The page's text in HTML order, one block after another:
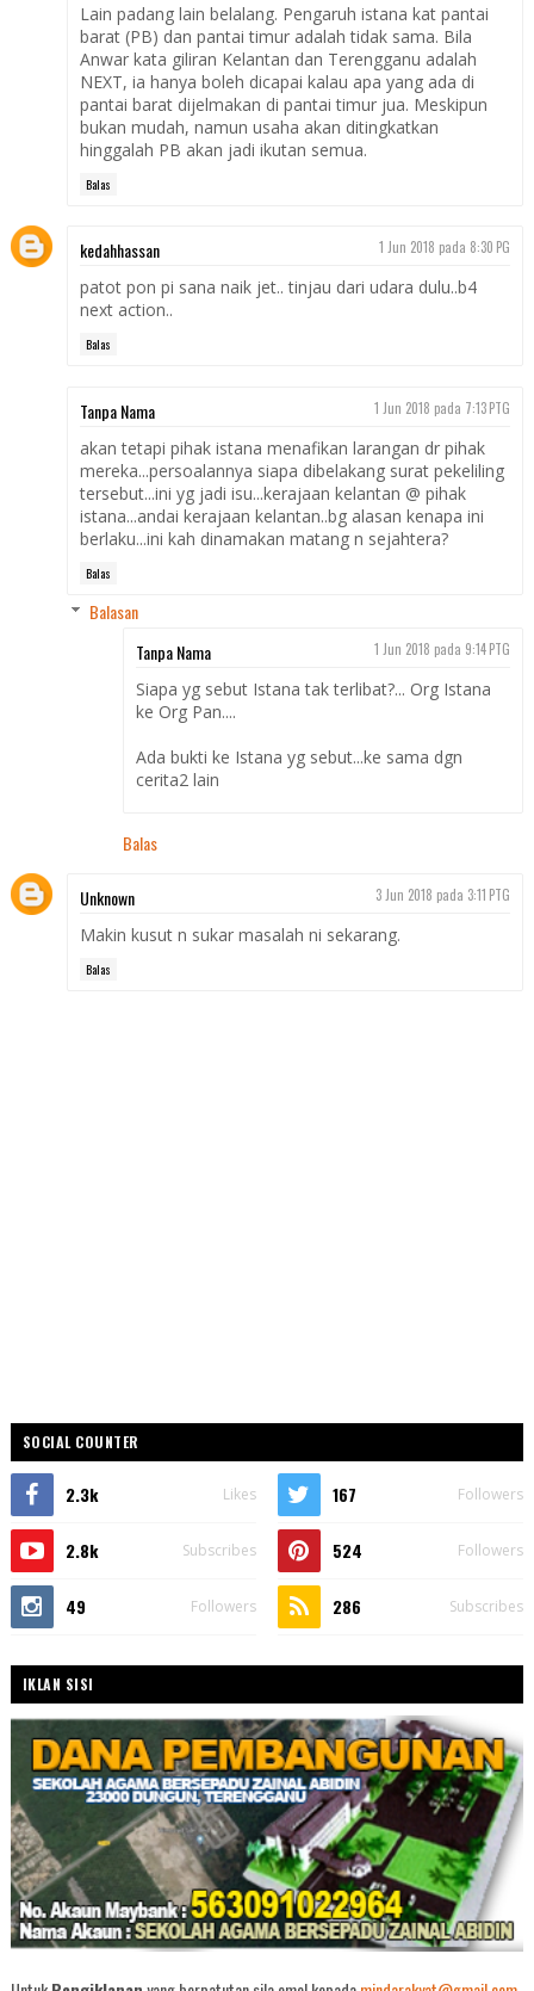
Lain padang lain belalang. Pengaruh istana kat pantai
barat (PB) dan pantai timur adalah tidak sama. Bila
Anwar kata giliran Kelantan dan Terengganu adalah
NEXT, ia hanya boleh dicapai kalau apa yang ada di
pantai barat dijelmakan di pantai timur jua. Meskipun
bukan mudah, namun usaha akan ditingkatkan
hinggalah PB akan jadi ikutan semua.
Balas
kedahhassan 1 Jun 2018 pada 8:30 PG
patot pon pi sana naik jet.. tinjau dari udara dulu..b4
next action..
Balas
Tanpa Nama 1 Jun 2018 pada 7:13 PTG
akan tetapi pihak istana menafikan larangan dr pihak
mereka...persoalannya siapa dibelakang surat pekeliling
tersebut...ini yg jadi isu...kerajaan kelantan @ pihak
istana...andai kerajaan kelantan..bg alasan kenapa ini
berlaku...ini kah dinamakan matang n sejahtera?
Balas
Balasan
Tanpa Nama
1 Jun 2018 pada 9:14 PTG
Siapa yg sebut Istana tak terlibat?... Org Istana
ke Org Pan....
Ada bukti ke Istana yg sebut...ke sama dgn
cerita2 lain
Balas
Unknown 3 Jun 2018 pada 3:11 PTG
Makin kusut n sukar masalah ni sekarang.
Balas
SOCIAL COUNTER
2.3k Likes 167 Followers
2.8k Subscribes 524 Followers
49 Followers 286 Subscribes
IKLAN SISI